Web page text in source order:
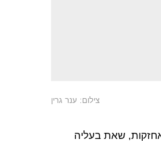
צילום: ענר גרין
ארקו אחזקות, שאת בעליה